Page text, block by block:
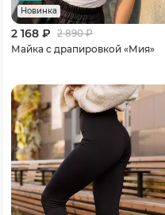
Новинка
2 168 ₽ 2 890₽
Майка с драпировкой «Мия»